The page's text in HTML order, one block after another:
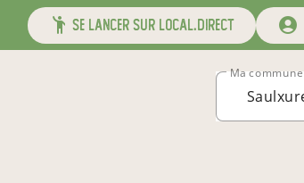
se lancer sur local.direct
Ma commune